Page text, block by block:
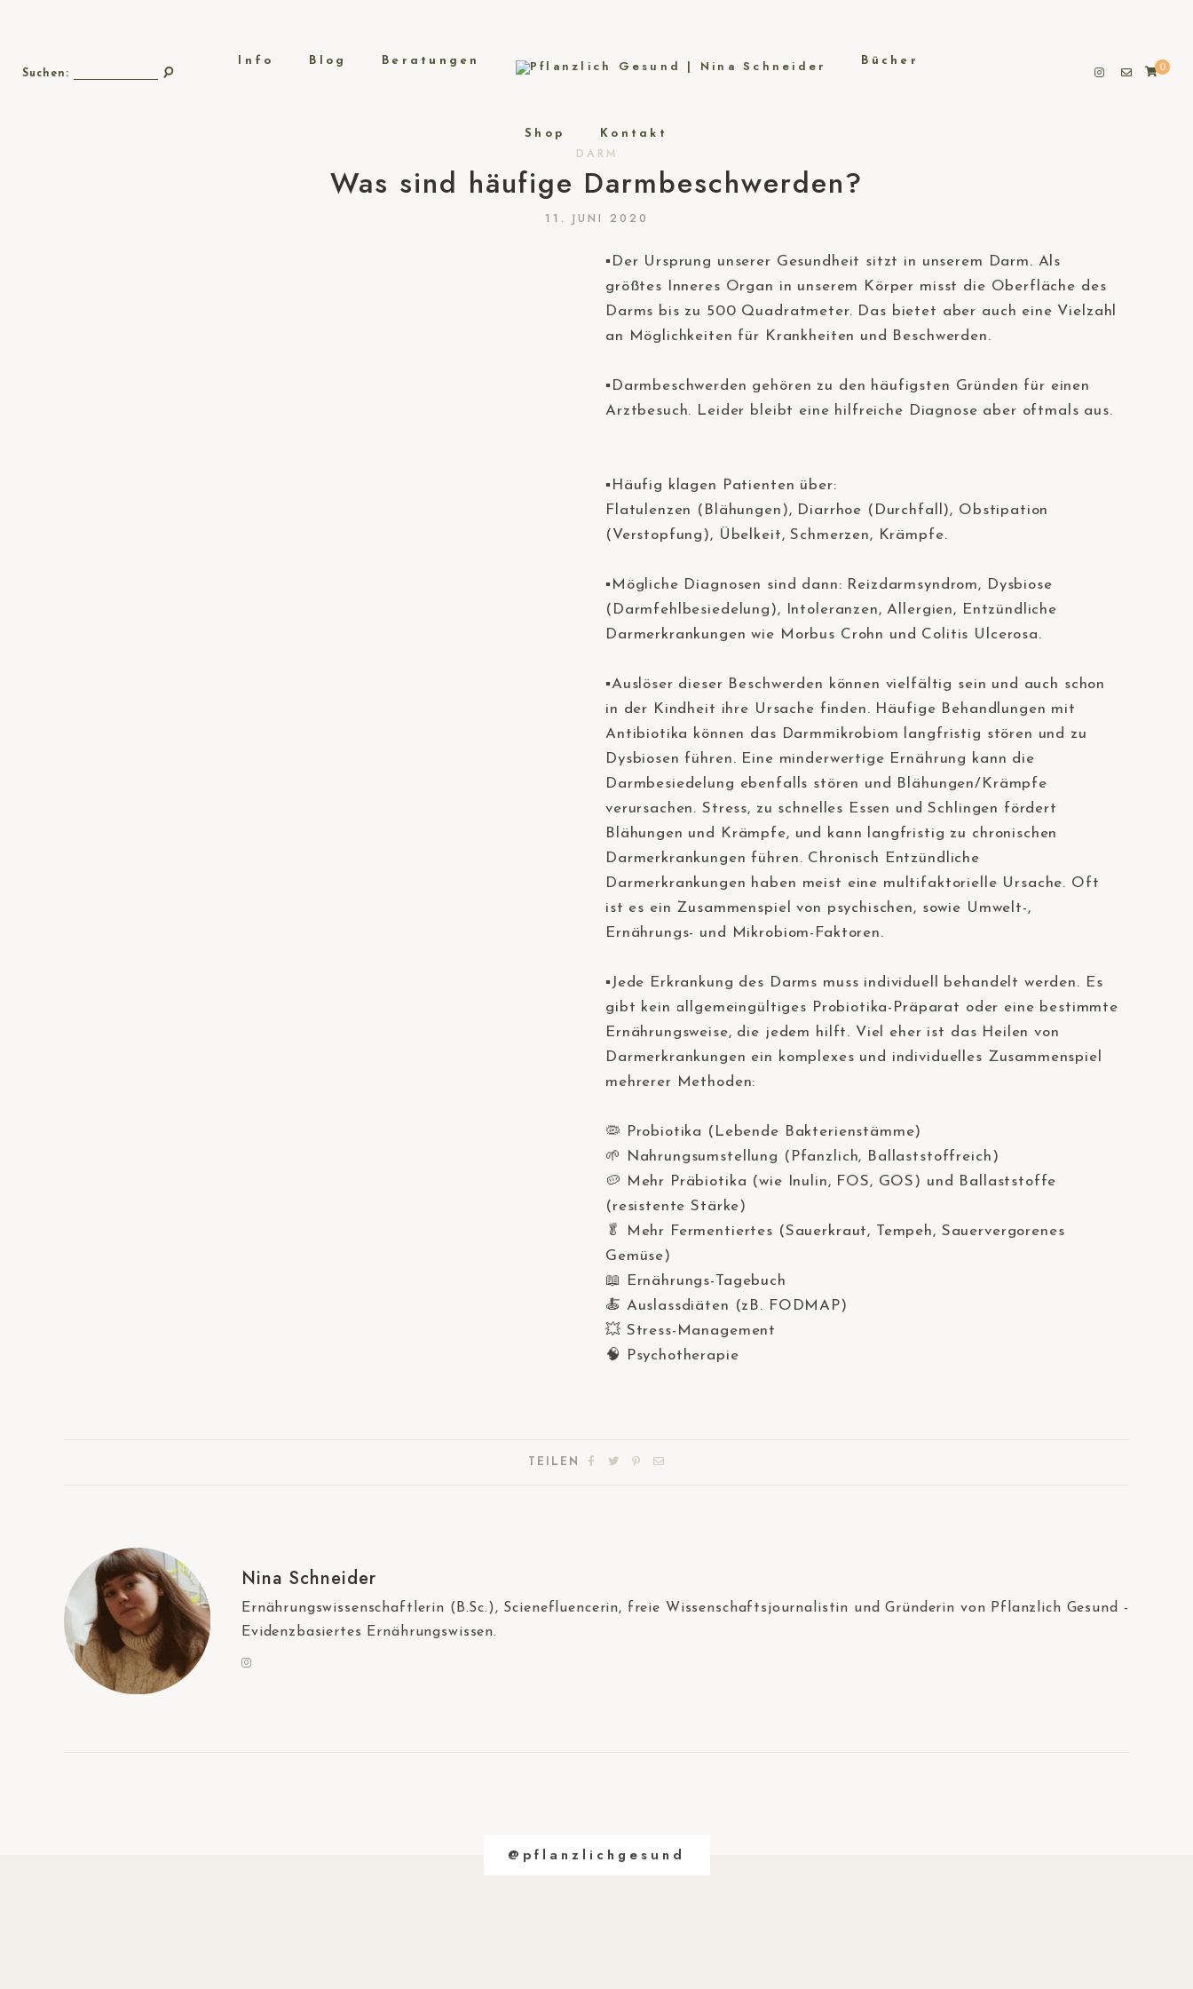
Suchen:
Info Blog Beratungen Bücher
Shop Kontakt
0
DARM
Was sind häufige Darmbeschwerden?
11. JUNI 2020
▪️Der Ursprung unserer Gesundheit sitzt in unserem Darm. Als
größtes Inneres Organ in unserem Körper misst die Oberfläche des
Darms bis zu 500 Quadratmeter. Das bietet aber auch eine Vielzahl
an Möglichkeiten für Krankheiten und Beschwerden.⠀
▪️Darmbeschwerden gehören zu den häufigsten Gründen für einen
Arztbesuch. Leider bleibt eine hilfreiche Diagnose aber oftmals aus.
▪️Häufig klagen Patienten über:⠀
Flatulenzen (Blähungen), Diarrhoe (Durchfall), Obstipation
(Verstopfung), Übelkeit, Schmerzen, Krämpfe.⠀
▪️Mögliche Diagnosen sind dann: Reizdarmsyndrom, Dysbiose
(Darmfehlbesiedelung), Intoleranzen, Allergien, Entzündliche
Darmerkrankungen wie Morbus Crohn und Colitis Ulcerosa.⠀
▪️Auslöser dieser Beschwerden können vielfältig sein und auch schon
in der Kindheit ihre Ursache finden. Häufige Behandlungen mit
Antibiotika können das Darmmikrobiom langfristig stören und zu
Dysbiosen führen. Eine minderwertige Ernährung kann die
Darmbesiedelung ebenfalls stören und Blähungen/Krämpfe
verursachen. Stress, zu schnelles Essen und Schlingen fördert
Blähungen und Krämpfe, und kann langfristig zu chronischen
Darmerkrankungen führen. Chronisch Entzündliche
Darmerkrankungen haben meist eine multifaktorielle Ursache. Oft
ist es ein Zusammenspiel von psychischen, sowie Umwelt-,
Ernährungs- und Mikrobiom-Faktoren.⠀
▪️Jede Erkrankung des Darms muss individuell behandelt werden. Es
gibt kein allgemeingültiges Probiotika-Präparat oder eine bestimmte
Ernährungsweise, die jedem hilft. Viel eher ist das Heilen von
Darmerkrankungen ein komplexes und individuelles Zusammenspiel
mehrerer Methoden:⠀
🦠 Probiotika (Lebende Bakterienstämme)⠀
🌱 Nahrungsumstellung (Pfanzlich, Ballaststoffreich)⠀
🥔 Mehr Präbiotika (wie Inulin, FOS, GOS) und Ballaststoffe
(resistente Stärke)⠀
🥬 Mehr Fermentiertes (Sauerkraut, Tempeh, Sauervergorenes
Gemüse)⠀
📖 Ernährungs-Tagebuch⠀
🍝 Auslassdiäten (zB. FODMAP)⠀
💥 Stress-Management ⠀
🧠 Psychotherapie⠀
TEILEN
Nina Schneider
Ernährungswissenschaftlerin (B.Sc.), Scienefluencerin, freie Wissenschaftsjournalistin und Gründerin von Pflanzlich Gesund -
Evidenzbasiertes Ernährungswissen.
@pflanzlichgesund